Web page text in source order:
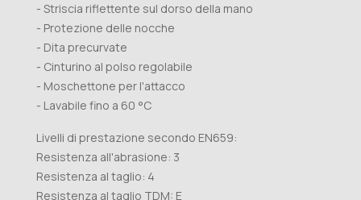
- Striscia riflettente sul dorso della mano
- Protezione delle nocche
- Dita precurvate
- Cinturino al polso regolabile
- Moschettone per l'attacco
- Lavabile fino a 60 °C
Livelli di prestazione secondo EN659:
Resistenza all'abrasione: 3
Resistenza al taglio: 4
Resistenza al taglio TDM: E